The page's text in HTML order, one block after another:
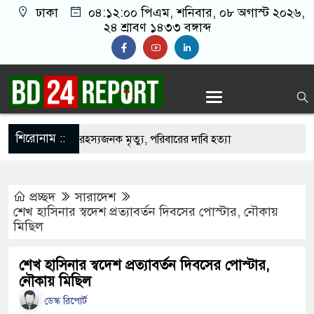
ঢাকা ০৪:১২:০১ পিএম, শনিবার, ০৮ অগাস্ট ২০২৬,
২৪ শ্রাবণ ১৪৩৩ বঙ্গাব্দ
শিরোনাম ::
শিক্ষার্থীর রহস্যজনক মৃত্যু, পরিবারের দাবি হত্যা
৯ সেপ্টেম্বর ভারতে পৌঁছান- সাবেক স্বরাষ্ট্রমন্ত্রী
নিচে ১০টি ল্যান্ডমাইন সদৃশ বস্তু, ৫টি বক্স
প্রচ্ছদ
সারাদেশ
শেখ হাসিনার স্বদেশ প্রত্যাবর্তন দিবসের পোস্টার, নৌকায়
মিছিল
শেখ হাসিনার স্বদেশ প্রত্যাবর্তন দিবসের পোস্টার,
নৌকায় মিছিল
ডেস্ক রিপোর্ট